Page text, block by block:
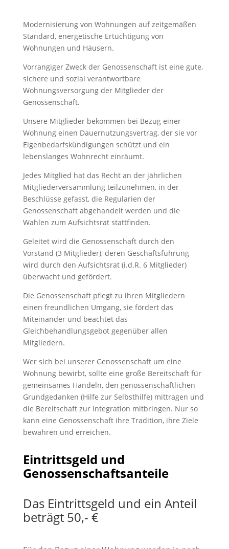
Modernisierung von Wohnungen auf zeitgemäßen
Standard, energetische Ertüchtigung von
Wohnungen und Häusern.
Vorrangiger Zweck der Genossenschaft ist eine gute,
sichere und sozial verantwortbare
Wohnungsversorgung der Mitglieder der
Genossenschaft.
Unsere Mitglieder bekommen bei Bezug einer
Wohnung einen Dauernutzungsvertrag, der sie vor
Eigenbedarfskündigungen schützt und ein
lebenslanges Wohnrecht einräumt.
Jedes Mitglied hat das Recht an der jährlichen
Mitgliederversammlung teilzunehmen, in der
Beschlüsse gefasst, die Regularien der
Genossenschaft abgehandelt werden und die
Wahlen zum Aufsichtsrat stattfinden.
Geleitet wird die Genossenschaft durch den
Vorstand (3 Mitglieder), deren Geschäftsführung
wird durch den Aufsichtsrat (i.d.R. 6 Mitglieder)
überwacht und gefördert.
Die Genossenschaft pflegt zu ihren Mitgliedern
einen freundlichen Umgang, sie fördert das
Miteinander und beachtet das
Gleichbehandlungsgebot gegenüber allen
Mitgliedern.
Wer sich bei unserer Genossenschaft um eine
Wohnung bewirbt, sollte eine große Bereitschaft für
gemeinsames Handeln, den genossenschaftlichen
Grundgedanken (Hilfe zur Selbsthilfe) mittragen und
die Bereitschaft zur Integration mitbringen. Nur so
kann eine Genossenschaft ihre Tradition, ihre Ziele
bewahren und erreichen.
Eintrittsgeld und
Genossenschaftsanteile
Das Eintrittsgeld und ein Anteil
beträgt 50,- €